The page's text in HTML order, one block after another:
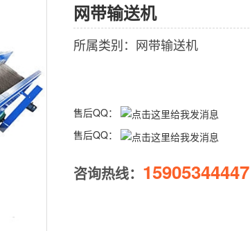
网带输送机
所属类别：网带输送机
售后QQ：
售后QQ：
咨询热线： 15905344447